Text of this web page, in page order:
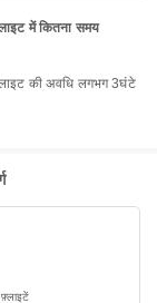
में कितना समय
फ़्लाइटें